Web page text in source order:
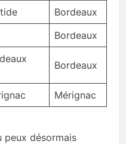
Bordeaux
Bordeaux
Bordeaux
Mérignac
désormais